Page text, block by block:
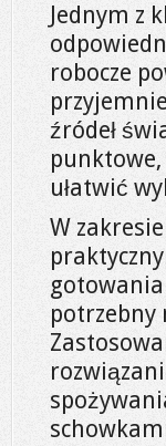
Jednym z
robocze
źródeł
ułatwić
W
potrzebny